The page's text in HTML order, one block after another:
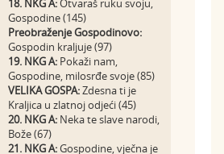
18. NKG A:Otvaraš ruku svoju,
Gospodine (145)
Preobraženje Gospodinovo:
Gospodin kraljuje (97)
19. NKG A: Pokaži nam,
Gospodine, milosrđe svoje (85)
VELIKA GOSPA:Zdesna ti je
Kraljica u zlatnoj odjeći (45)
20. NKG A: Neka te slave narodi,
Bože (67)
21. NKG A:Gospodine, vječna je